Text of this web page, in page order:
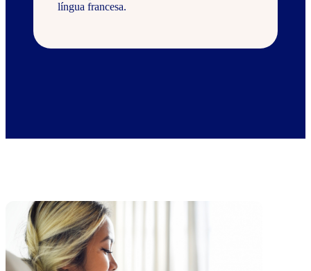
língua francesa.